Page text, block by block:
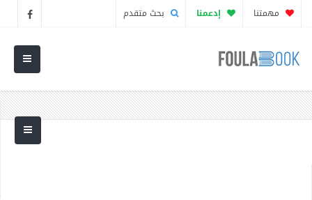
مهمتنا إدعمنا بحث متقدم